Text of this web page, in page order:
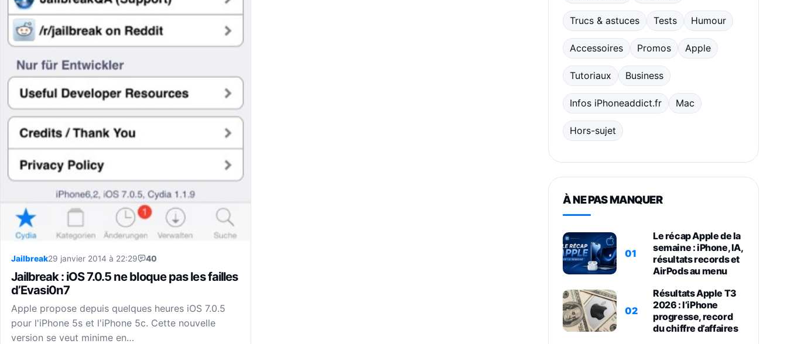
Jailbreak29 janvier 2014 à 22:29 40
Jailbreak : iOS 7.0.5 ne bloque pas les failles
d’Evasi0n7
Apple propose depuis quelques heures iOS 7.0.5
pour l'iPhone 5s et l'iPhone 5c. Cette nouvelle
version se veut minime en…
Trucs & astuces Tests Humour
Accessoires Promos Apple
Tutoriaux Business
Infos iPhoneaddict.fr Mac
Hors-sujet
À NE PAS MANQUER
01
Le récap Apple de la
semaine : iPhone, IA,
résultats records et
AirPods au menu
02
Résultats Apple T3
2026 : l’iPhone
progresse, record
du chiffre d’affaires